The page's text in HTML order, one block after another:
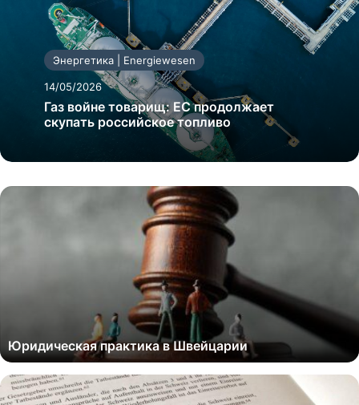
Энергетика | Energiewesen
14/05/2026
Газ войне товарищ: ЕС продолжает
скупать российское топливо
Юридическая практика в Швейцарии